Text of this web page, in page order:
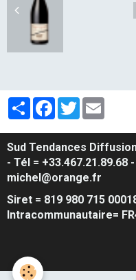
PartagerFacebook
Twitter
Sud Tendances
- Tél = +33.467.21.89.68
michel@orange.fr
Siret = 819 980 715
Intracommunautaire=